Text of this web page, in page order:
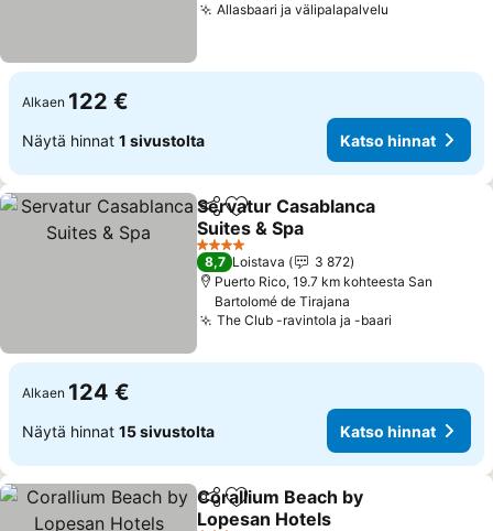
Allasbaari ja välipalapalvelu
Alkaen 122 €
Näytä hinnat 1 sivustolta Katso hinnat
Jaa Lisää suosikkeihin
Servatur Casablanca
Suites & Spa
4 Tähtiluokitus
8,7 Loistava
3 872
Puerto Rico, 19.7 km kohteesta San
Bartolomé de Tirajana
The Club -ravintola ja -baari
Alkaen 124 €
Näytä hinnat 15 sivustolta Katso hinnat
Jaa Lisää suosikkeihin
Corallium Beach by
Lopesan Hotels